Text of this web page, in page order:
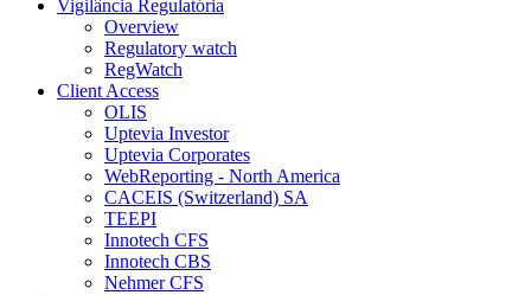
Vigilância Regulatória
Overview
Regulatory watch
RegWatch
Client Access
OLIS
Uptevia Investor
Uptevia Corporates
WebReporting - North America
CACEIS (Switzerland) SA
TEEPI
Innotech CFS
Innotech CBS
Nehmer CFS